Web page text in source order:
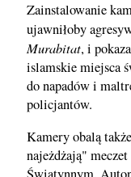
Zainstalowanie
ujawniłoby
Murabitat, i
islamskie miejsca
do napadów i
policjantów.
Kamery obalą
najeżdżają"